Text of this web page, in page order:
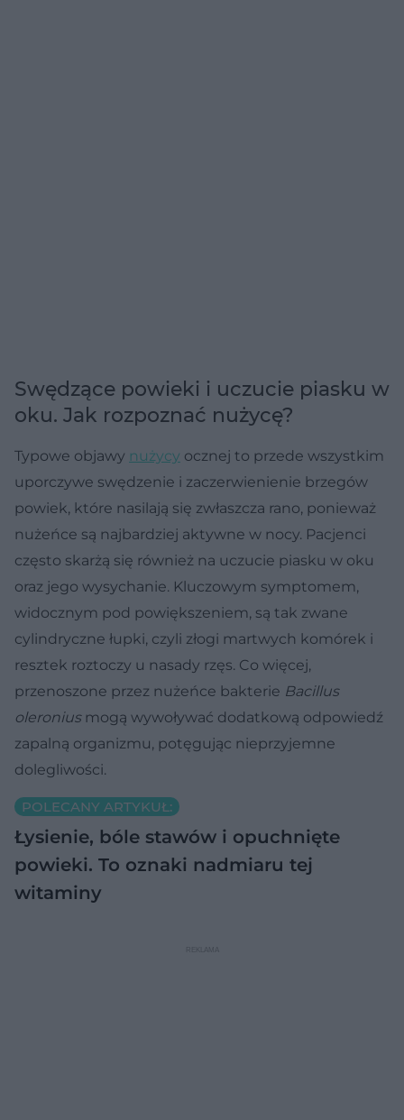
Swędzące powieki i uczucie piasku w
oku. Jak rozpoznać nużycę?
Typowe objawy nużycy ocznej to przede wszystkim
uporczywe swędzenie i zaczerwienienie brzegów
powiek, które nasilają się zwłaszcza rano, ponieważ
nużeńce są najbardziej aktywne w nocy. Pacjenci
często skarżą się również na uczucie piasku w oku
oraz jego wysychanie. Kluczowym symptomem,
widocznym pod powiększeniem, są tak zwane
cylindryczne łupki, czyli złogi martwych komórek i
resztek roztoczy u nasady rzęs. Co więcej,
przenoszone przez nużeńce bakterie Bacillus
oleronius mogą wywoływać dodatkową odpowiedź
zapalną organizmu, potęgując nieprzyjemne
dolegliwości.
POLECANY ARTYKUŁ:
Łysienie, bóle stawów i opuchnięte
powieki. To oznaki nadmiaru tej
witaminy